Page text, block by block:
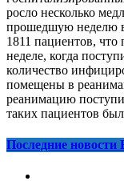
росло несколько
прошедшую неделю
1811 пациентов,
неделе, когда
количество
помещены в
реанимацию
таких пациентов
Последние новости